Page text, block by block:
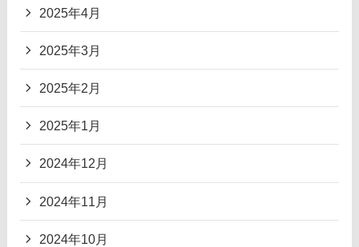
2025年4月
2025年3月
2025年2月
2025年1月
2024年12月
2024年11月
2024年10月